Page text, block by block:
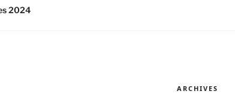
2024
ARCHIVES